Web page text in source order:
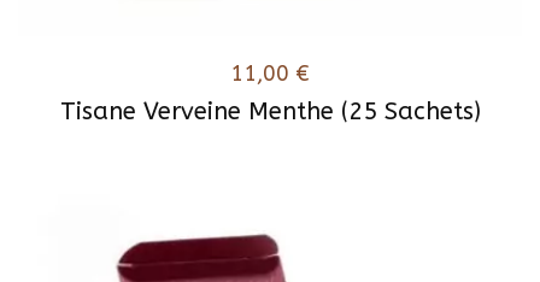
Tisane Verveine Menthe (25 Sachets)
11,00 €